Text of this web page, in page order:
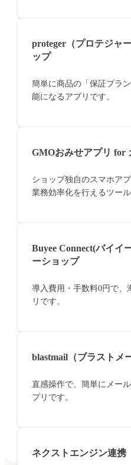
proteger（プロテジャ
ップ
簡単に商品の「保証プラ
能になるアプリです。
GMOおみせアプリ for
ショップ独自のスマホア
業務効率化を行えるツール
Buyee Connect(バイイ
ーショップ
導入費用・手数料0円で、
リです。
blastmail（ブラストメ
直感操作で、簡単にメー
プリです。
ネクストエンジン連携